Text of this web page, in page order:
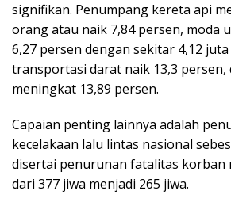
signifikan. Penumpang kereta api
orang atau naik 7,84 persen, moda
6,27 persen dengan sekitar 4,12
transportasi darat naik 13,3 persen,
meningkat 13,89 persen.
Capaian penting lainnya adalah
kecelakaan lalu lintas nasional
disertai penurunan fatalitas korban
dari 377 jiwa menjadi 265 jiwa.